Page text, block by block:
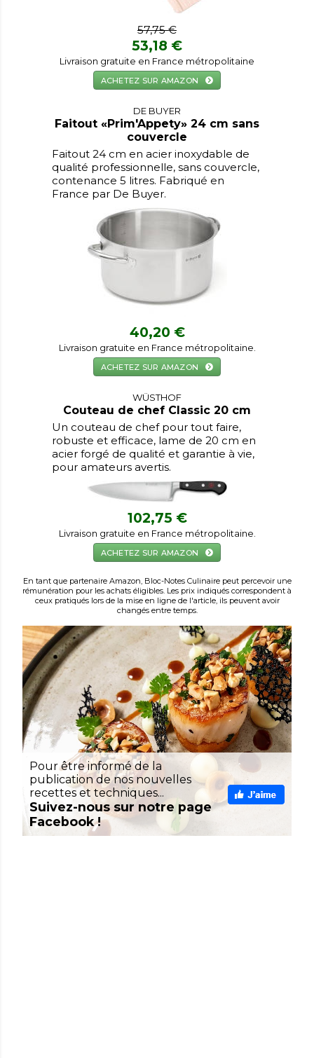
57,75 €
53,18 €
Livraison gratuite en France métropolitaine
ACHETEZ SUR AMAZON
DE BUYER
Faitout «Prim'Appety» 24 cm sans
couvercle
Faitout 24 cm en acier inoxydable de
qualité professionnelle, sans couvercle,
contenance 5 litres. Fabriqué en
France par De Buyer.
40,20 €
Livraison gratuite en France métropolitaine.
ACHETEZ SUR AMAZON
WÜSTHOF
Couteau de chef Classic 20 cm
Un couteau de chef pour tout faire,
robuste et efficace, lame de 20 cm en
acier forgé de qualité et garantie à vie,
pour amateurs avertis.
102,75 €
Livraison gratuite en France métropolitaine.
ACHETEZ SUR AMAZON
En tant que partenaire Amazon, Bloc-Notes Culinaire peut percevoir une
rémunération pour les achats éligibles. Les prix indiqués correspondent à
ceux pratiqués lors de la mise en ligne de l'article, ils peuvent avoir
changés entre temps.
Pour être informé de la
publication de nos nouvelles
recettes et techniques...
Suivez-nous sur notre page
Facebook !